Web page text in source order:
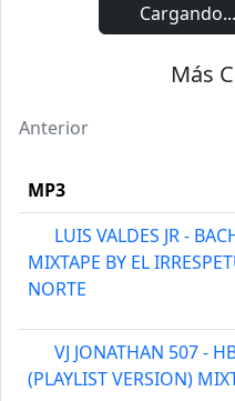
Cargando...
Más
Anterior
MP3
LUIS VALDES JR -
MIXTAPE BY EL
NORTE
VJ JONATHAN 507 -
(PLAYLIST VERSION)